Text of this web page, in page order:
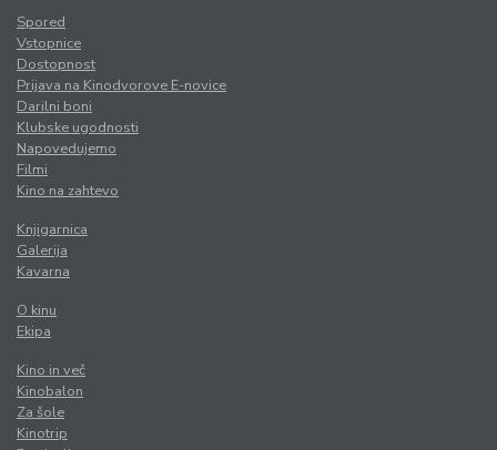
Spored
Vstopnice
Dostopnost
Prijava na Kinodvorove E-novice
Darilni boni
Klubske ugodnosti
Napovedujemo
Filmi
Kino na zahtevo
Knjigarnica
Galerija
Kavarna
O kinu
Ekipa
Kino in več
Kinobalon
Za šole
Kinotrip